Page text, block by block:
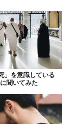
。
」を意識している
聞いてみた